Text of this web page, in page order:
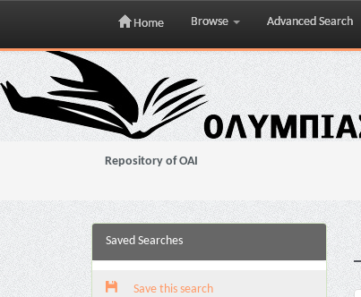
Skip
navigation
Home Browse Advanced Search
Repository of OAI
Saved Searches
Save this search